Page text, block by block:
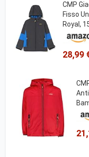
CMP
Fisso
Royal,
28,99